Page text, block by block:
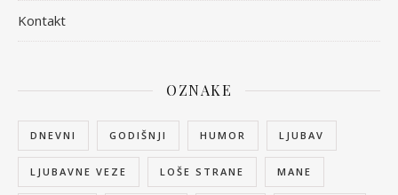
Kontakt
OZNAKE
DNEVNI GODIŠNJI HUMOR LJUBAV
LJUBAVNE VEZE LOŠE STRANE MANE